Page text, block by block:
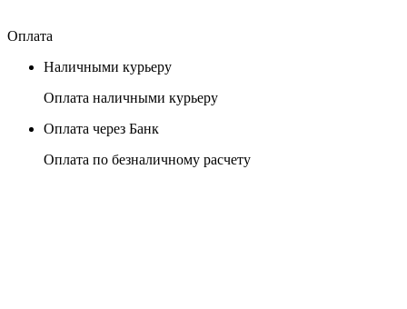
Оплата
Наличными курьеру
Оплата наличными курьеру
Оплата через Банк
Оплата по безналичному расчету